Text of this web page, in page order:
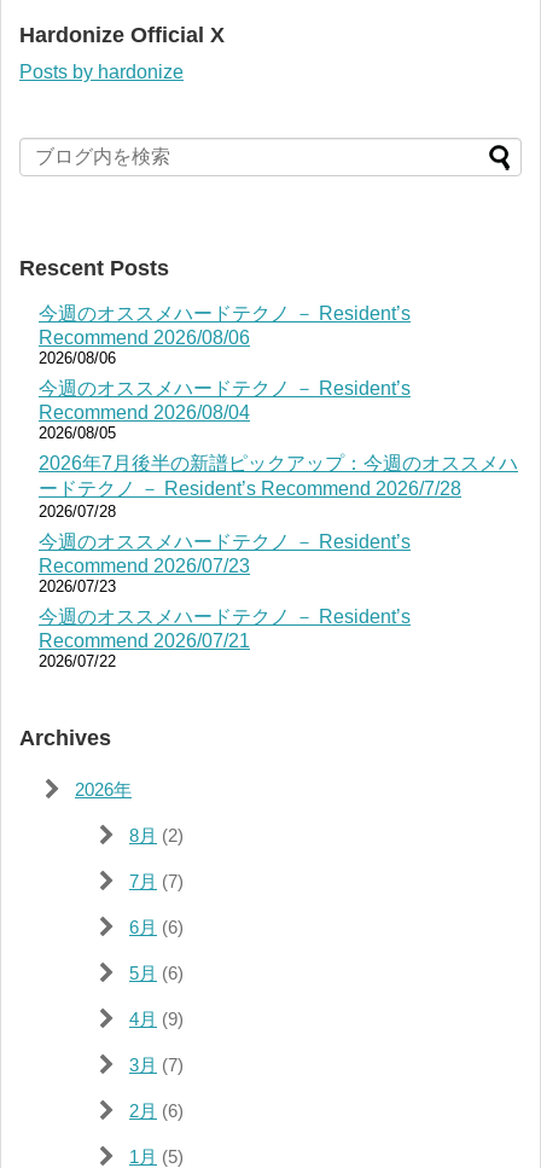
Hardonize Official X
Posts by hardonize
Rescent Posts
今週のオススメハードテクノ － Resident’s
Recommend 2026/08/06
2026/08/06
今週のオススメハードテクノ － Resident’s
Recommend 2026/08/04
2026/08/05
2026年7月後半の新譜ピックアップ：今週のオススメハ
ードテクノ － Resident’s Recommend 2026/7/28
2026/07/28
今週のオススメハードテクノ － Resident’s
Recommend 2026/07/23
2026/07/23
今週のオススメハードテクノ － Resident’s
Recommend 2026/07/21
2026/07/22
Archives
2026年
8月 (2)
7月 (7)
6月 (6)
5月 (6)
4月 (9)
3月 (7)
2月 (6)
1月 (5)